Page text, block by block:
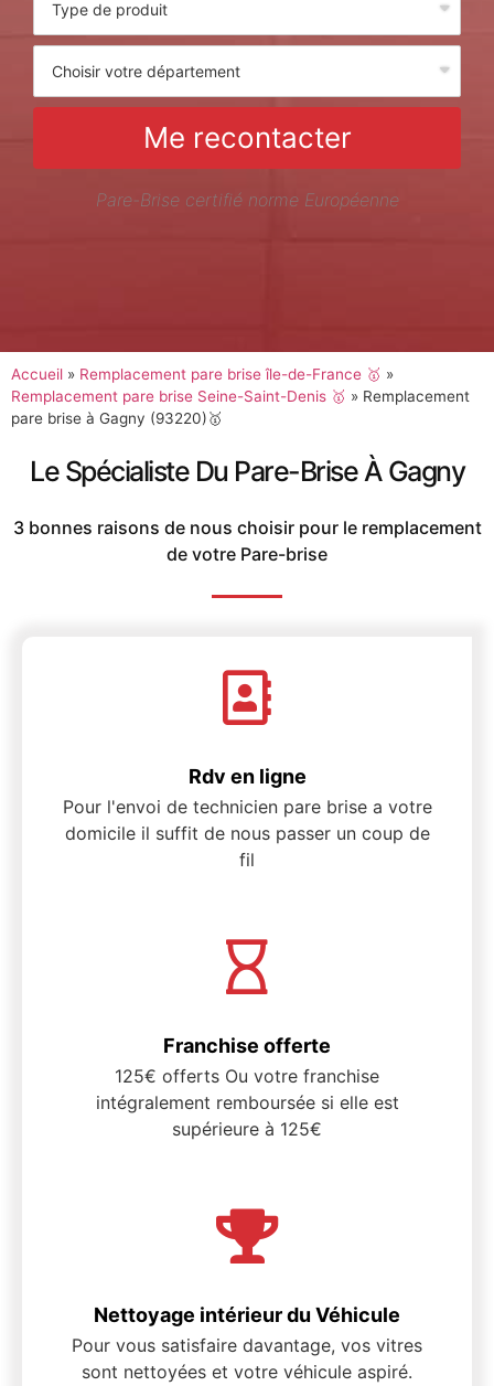
Me recontacter
Pare-Brise certifié norme Européenne
Accueil » Remplacement pare brise île-de-France 🥇 »
Remplacement pare brise Seine-Saint-Denis 🥇 » Remplacement
pare brise à Gagny (93220)🥇
Le Spécialiste Du Pare-Brise À Gagny
3 bonnes raisons de nous choisir pour le remplacement
de votre Pare-brise
Rdv en ligne
Pour l'envoi de technicien pare brise a votre
domicile il suffit de nous passer un coup de
fil
Franchise offerte
125€ offerts Ou votre franchise
intégralement remboursée si elle est
supérieure à 125€
Nettoyage intérieur du Véhicule
Pour vous satisfaire davantage, vos vitres
sont nettoyées et votre véhicule aspiré.